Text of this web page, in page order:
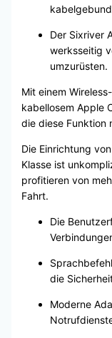
Der Sixriver
werksseitig
umzurüsten.
Mit einem
kabellosem Apple
die diese Funktion
Die Einrichtung von
Klasse ist
profitieren von
Fahrt.
Die
die
Moderne